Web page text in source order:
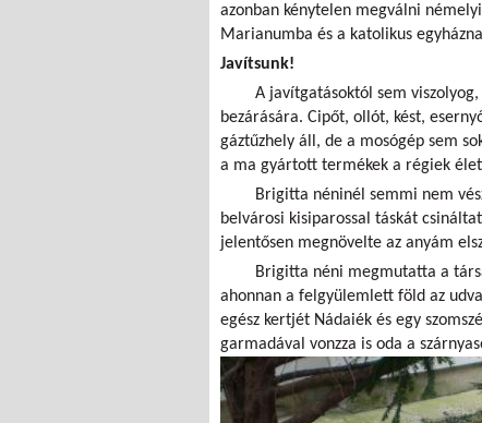
azonban kénytelen megválni
Marianumba és a katolikus
Javítsunk!
A javítgatásoktól sem
bezárására. Cipőt, ollót, kést,
gáztűzhely áll, de a mosógép sem
a ma gyártott termékek a régiek
Brigitta néninél semmi nem
belvárosi kisiparossal táskát
jelentősen megnövelte az anyám
Brigitta néni megmutatta a
ahonnan a felgyülemlett föld az
egész kertjét Nádaiék és egy
garmadával vonzza is oda a